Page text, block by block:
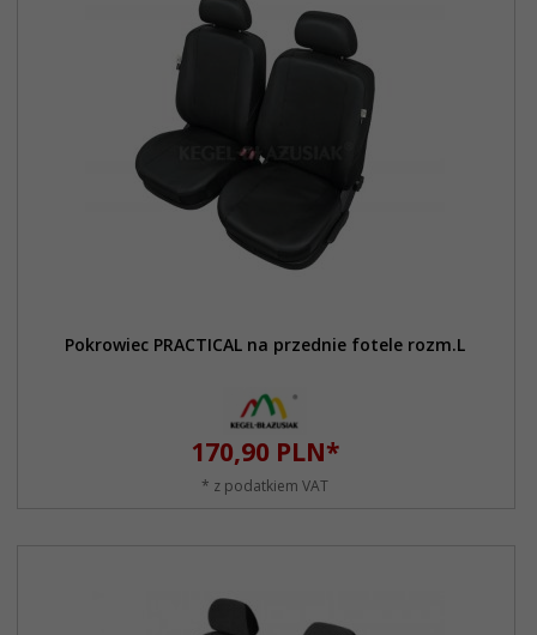
Pokrowiec PRACTICAL na przednie fotele rozm.L
170,90 PLN*
* z podatkiem VAT